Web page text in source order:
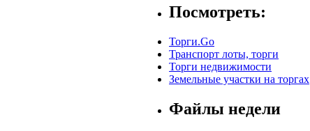
Посмотреть:
Торги.Go
Транспорт лоты, торги
Торги недвижимости
Земельные участки на торгах
Файлы недели